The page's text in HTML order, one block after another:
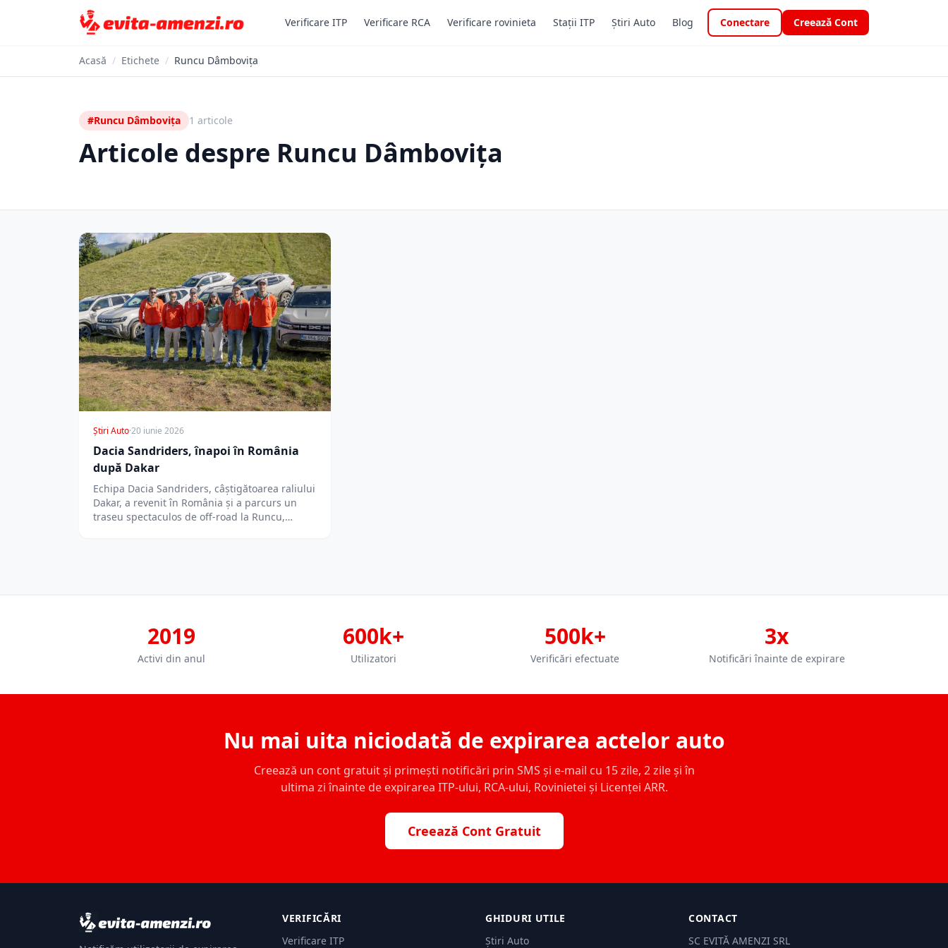
Verificare ITP Verificare RCA Verificare rovinieta Stații ITP Știri Auto Blog Conectare Creează Cont
Acasă / Etichete / Runcu Dâmbovița
#Runcu Dâmbovița 1 articole
Articole despre Runcu Dâmbovița
Știri Auto·20 iunie 2026
Dacia Sandriders, înapoi în România
după Dakar
Echipa Dacia Sandriders, câștigătoarea raliului
Dakar, a revenit în România și a parcurs un
traseu spectaculos de off-road la Runcu,…
2019
Activi din anul
600k+
Utilizatori
500k+
Verificări efectuate
3x
Notificări înainte de expirare
Nu mai uita niciodată de expirarea actelor auto
Creează un cont gratuit și primești notificări prin SMS și e-mail cu 15 zile, 2 zile și în
ultima zi înainte de expirarea ITP-ului, RCA-ului, Rovinietei și Licenței ARR.
Creează Cont Gratuit
VERIFICĂRI
Verificare ITP
GHIDURI UTILE
Știri Auto
CONTACT
SC EVITĂ AMENZI SRL